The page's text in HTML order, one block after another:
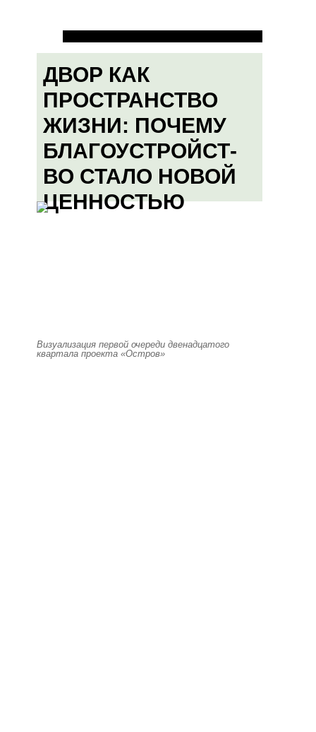
ДВОР КАК
ПРОСТРАНСТВО
ЖИЗНИ: ПОЧЕМУ
БЛАГОУСТРОЙСТ-
ВО СТАЛО НОВОЙ
ЦЕННОСТЬЮ
Визуализация первой очереди двенадцатого
квартала проекта «Остров»